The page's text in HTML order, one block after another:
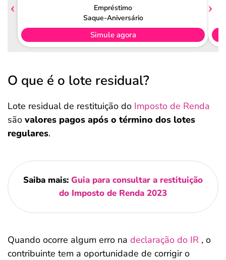
Empréstimo
Saque-Aniversário
Simule agora
O que é o lote residual?
Lote residual de restituição do Imposto de Renda
são valores pagos após o término dos lotes
regulares.
Saiba mais: Guia para consultar a restituição
do Imposto de Renda 2023
Quando ocorre algum erro na declaração do IR , o
contribuinte tem a oportunidade de corrigir o